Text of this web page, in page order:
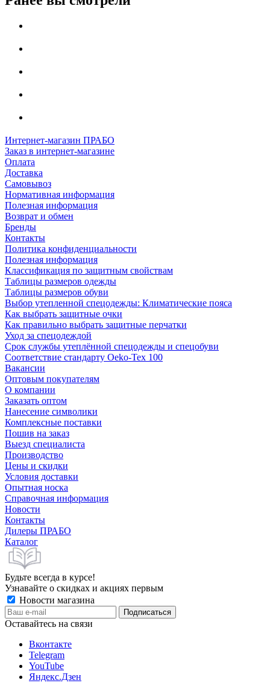
Интернет-магазин ПРАБО
Заказ в интернет-магазине
Оплата
Доставка
Самовывоз
Нормативная информация
Полезная информация
Возврат и обмен
Бренды
Контакты
Политика конфиденциальности
Полезная информация
Классификация по защитным свойствам
Таблицы размеров одежды
Таблицы размеров обуви
Выбор утепленной спецодежды: Климатические пояса
Как выбрать защитные очки
Как правильно выбрать защитные перчатки
Уход за спецодеждой
Срок службы утеплённой спецодежды и спецобуви
Соответствие стандарту Oeko-Tex 100
Вакансии
Оптовым покупателям
О компании
Заказать оптом
Нанесение символики
Комплексные поставки
Пошив на заказ
Выезд специалиста
Производство
Цены и скидки
Условия доставки
Опытная носка
Справочная информация
Новости
Контакты
Дилеры ПРАБО
Каталог
Будьте всегда в курсе!
Узнавайте о скидках и акциях первым
Новости магазина
Оставайтесь на связи
Вконтакте
Telegram
YouTube
Яндекс.Дзен